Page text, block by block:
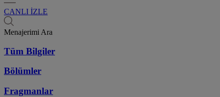
CANLI İZLE
Menajerimi Ara
Tüm Bilgiler
Bölümler
Fragmanlar